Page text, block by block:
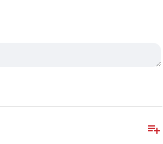
playlist_add